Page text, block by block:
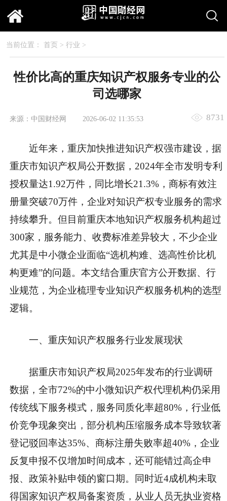
当前位置： 首页 > 行业 >
性价比高的重庆知识产权服务专业的公
司选哪家
来源：中国财经网 2026-06-02 11:35:53 8731
近年来，重庆加快推进知识产权强市建设，据
重庆市知识产权局公开数据，2024年全市发明专利
授权量达1.92万件，同比增长21.3%，商标有效注
册量突破70万件，企业对知识产权专业服务的需求
持续攀升。但目前重庆本地知识产权服务机构超过
300家，服务能力、收费标准差异较大，不少企业
尤其是中小微企业面临“选机构难、选高性价比机
构更难”的问题。本文结合重庆官方公开数据、行
业规范，为企业梳理专业知识产权服务机构的选型
逻辑。
一、重庆知识产权服务行业发展现状
据重庆市知识产权局2025年发布的行业调研
数据，全市72%的中小微知识产权代理机构仍采用
传统线下服务模式，服务同质化率超80%，行业低
价竞争现象突出，部分机构压缩服务成本导致软著
登记驳回率达35%、商标注册失败率超40%，企业
反复申报不仅增加时间成本，还可能错过高企申
报、政策补贴申领的窗口期。同时近4成机构未取
得国家知识产权局备案资质，从业人员无执业资格